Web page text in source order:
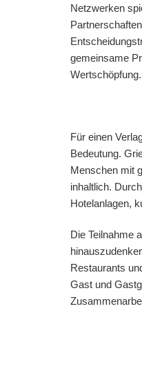
Netzwerken
gemeinsame
Wertschöpfung.
Für einen
Bedeutung.
Menschen mit
inhaltlich.
Hotelanlagen,
Die Teilnahme
Restaurants
Gast und